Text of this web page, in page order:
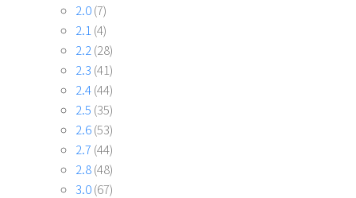
2.0(7)
2.1 (4)
2.2 (28)
2.3 (41)
2.4(44)
2.5 (35)
2.6(53)
2.7 (44)
2.8(48)
3.0(67)